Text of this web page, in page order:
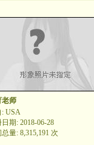
老师
: USA
期: 2018-06-28
量: 8,315,191 次